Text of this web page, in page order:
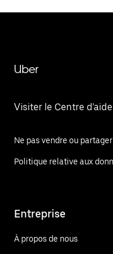
Uber
Visiter le Centre d'aide
Ne pas vendre ou
Politique relative aux
Entreprise
À propos de nous